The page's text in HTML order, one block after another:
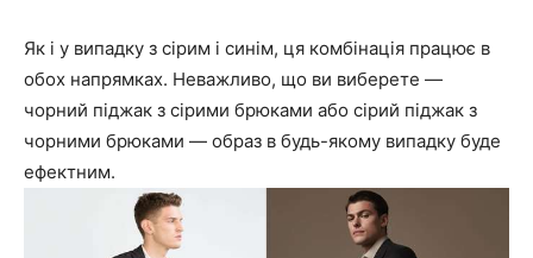
Як і у випадку з сірим і синім, ця комбінація працює в
обох напрямках. Неважливо, що ви виберете —
чорний піджак з сірими брюками або сірий піджак з
чорними брюками — образ в будь-якому випадку буде
ефектним.